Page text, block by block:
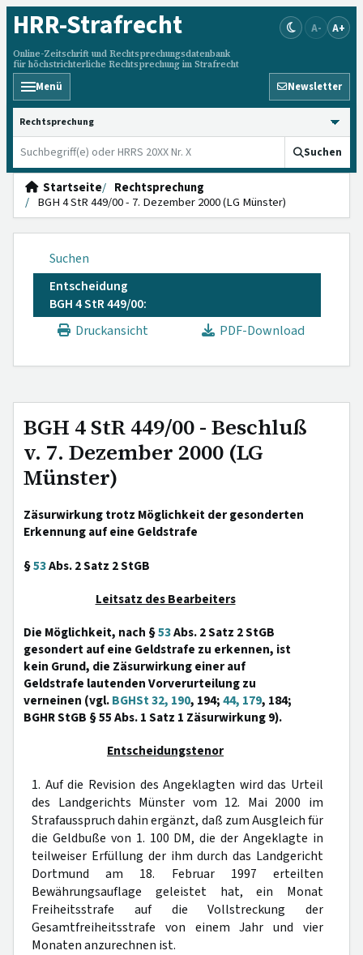
HRR-Strafrecht
Online-Zeitschrift und Rechtsprechungsdatenbank
für höchstrichterliche Rechtsprechung im Strafrecht
A- A+
Menü Newsletter
HRRS durchsuchen
Suchen
Startseite
Rechtsprechung
BGH 4 StR 449/00 - 7. Dezember 2000 (LG Münster)
Suchen
Entscheidung
BGH 4 StR 449/00:
Druckansicht
PDF-Download
BGH 4 StR 449/00 - Beschluß
v. 7. Dezember 2000 (LG
Münster)
Zäsurwirkung trotz Möglichkeit der gesonderten
Erkennung auf eine Geldstrafe
§53Abs. 2 Satz 2 StGB
Leitsatz des Bearbeiters
Die Möglichkeit, nach §53Abs. 2 Satz 2 StGB
gesondert auf eine Geldstrafe zu erkennen, ist
kein Grund, die Zäsurwirkung einer auf
Geldstrafe lautenden Vorverurteilung zu
verneinen (vgl.BGHSt 32, 190, 194;44, 179, 184;
BGHR StGB § 55 Abs. 1 Satz 1 Zäsurwirkung 9).
Entscheidungstenor
1. Auf die Revision des Angeklagten wird das Urteil
des Landgerichts Münster vom 12. Mai 2000 im
Strafausspruch dahin ergänzt, daß zum Ausgleich für
die Geldbuße von 1. 100 DM, die der Angeklagte in
teilweiser Erfüllung der ihm durch das Landgericht
Dortmund am 18. Februar 1997 erteilten
Bewährungsauflage geleistet hat, ein Monat
Freiheitsstrafe auf die Vollstreckung der
Gesamtfreiheitsstrafe von einem Jahr und vier
Monaten anzurechnen ist.